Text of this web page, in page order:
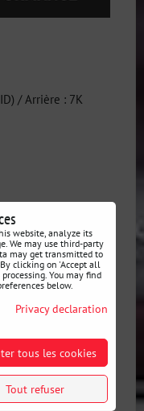
/ Arrière : 7K
sport) - info
WhatsApp
E-
mail
website, analyze its
We may use third-party
may get transmitted to
clicking on 'Accept all
You may find
below.
Privacy declaration
tous les cookies
Tout refuser